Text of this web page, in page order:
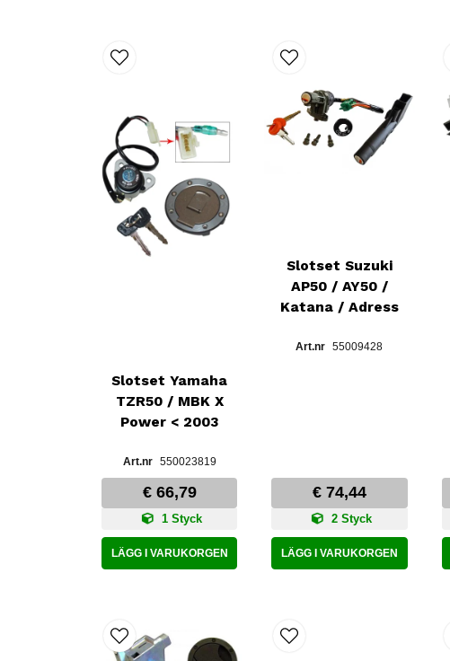
Slotset Yamaha
TZR50 / MBK X
Power < 2003
550023819
€ 66,79
1 Styck
LÄGG I VARUKORGEN
Slotset Suzuki
AP50 / AY50 /
Katana / Adress
55009428
€ 74,44
2 Styck
LÄGG I VARUKORGEN